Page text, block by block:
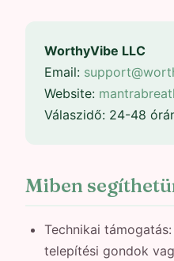
WorthyVibe LLC
Email:
Website:
Válaszidő: 24-48
Miben
Technikai
telepítési gondok